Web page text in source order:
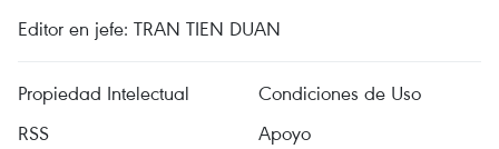
Editor en jefe: TRAN TIEN DUAN
Propiedad Intelectual
Condiciones de Uso
RSS
Apoyo